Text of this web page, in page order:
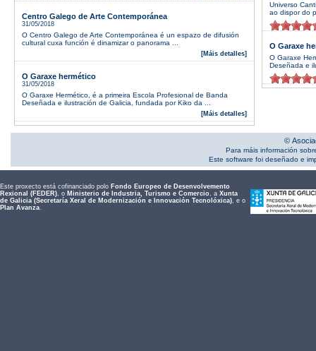
Centro Galego de Arte Contemporánea
31/05/2018
O Centro Galego de Arte Contemporánea é un espazo de difusión
cultural cuxa función é dinamizar o panorama ...
[Máis detalles]
O Garaxe hermético
31/05/2018
O Garaxe Hermético, é a primeira Escola Profesional de Banda
Deseñada e ilustración de Galicia, fundada por Kiko da ...
[Máis detalles]
Universo
ao dispor do
O Garaxe
O Garaxe
Deseñada e
©
Para máis información
Este software foi deseñado e
Este proxecto está cofinanciado polo Fondo Europeo de Desenvolvemento
Rexional (FEDER), o Ministerio de Industria, Turismo e Comercio, a Xunta
de Galicia (Secretaría Xeral de Modernización e Innovación Tecnolóxica), e o
Plan Avanza.